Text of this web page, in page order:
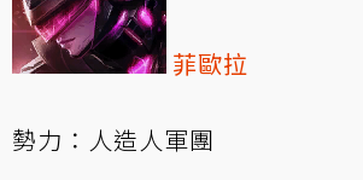
菲歐拉
勢力：人造人軍團